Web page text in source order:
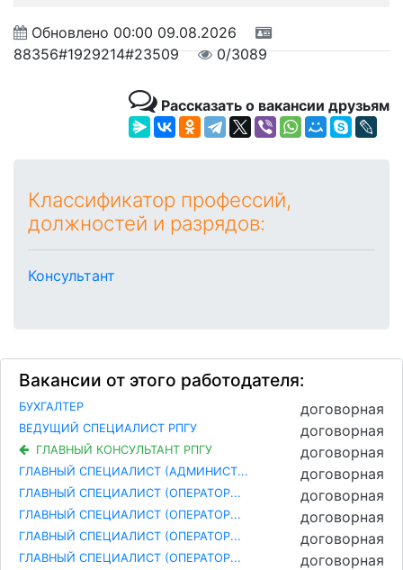
Обновлено 00:00 09.08.2026
88356#1929214#23509
0/3089
Рассказать о вакансии друзьям
Классификатор профессий,
должностей и разрядов:
Консультант
Вакансии от этого работодателя:
БУХГАЛТЕР договорная
ВЕДУЩИЙ СПЕЦИАЛИСТ РПГУ договорная
ГЛАВНЫЙ КОНСУЛЬТАНТ РПГУ договорная
ГЛАВНЫЙ СПЕЦИАЛИСТ (АДМИНИСТ... договорная
ГЛАВНЫЙ СПЕЦИАЛИСТ (ОПЕРАТОР... договорная
ГЛАВНЫЙ СПЕЦИАЛИСТ (ОПЕРАТОР... договорная
ГЛАВНЫЙ СПЕЦИАЛИСТ (ОПЕРАТОР... договорная
ГЛАВНЫЙ СПЕЦИАЛИСТ (ОПЕРАТОР... договорная